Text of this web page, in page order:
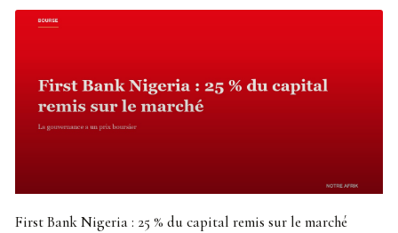
First Bank Nigeria : 25 % du capital remis sur le marché